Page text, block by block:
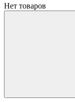
Нет товаров